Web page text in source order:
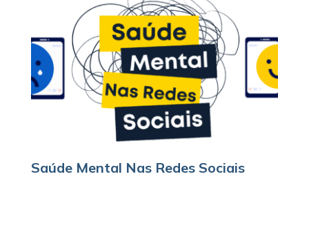
Saúde Mental Nas Redes Sociais